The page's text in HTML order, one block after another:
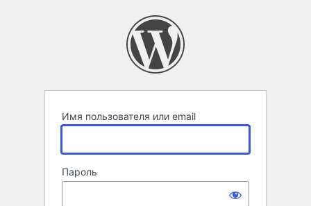
Имя пользователя или email
Пароль